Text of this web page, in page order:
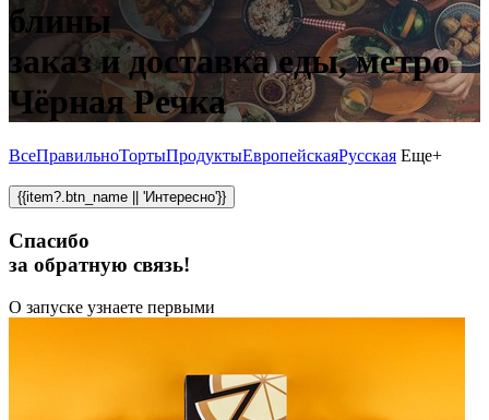
блины
заказ и доставка еды, метро
Чёрная Речка
ВсеПравильноТортыПродуктыЕвропейскаяРусская Еще+
{{item?.btn_name || 'Интересно'}}
Спасибо
за обратную связь!
О запуске узнаете первыми